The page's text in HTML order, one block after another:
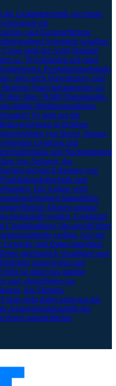
die Gebäudetechnik von heute
die
und Kosteneffizienz
Synergien schaffen.
steht der Audi-Standort
ca. 70 Gebäuden auf einer
Produktionsgebäude,
aber auch Verwaltungs- und
Smart Infrastructure zu
Herr über 70.000 Datenpunkte.
bilden Belüftungsanlagen.
Es geht um die
in richtiger
von Strom, Wasser,
Gesetzen und
und Nachhaltigkeit
von Anlagen, das
und das Erkennen von
und
Die Anlage wird
hinsichtlich
können anhand
festgestellt werden. Gearbeitet
Cloudplattform, die sowohl über
verfügt. Auf der
Gewerke und Daten importiert,
anschaulich visualisiert und
ausgewertet und
ist dabei das ständig
und -algorithmen zur
das Siemens
steht dabei nicht nur das
Anlagenfunktionalität der
deren ganzheitliches